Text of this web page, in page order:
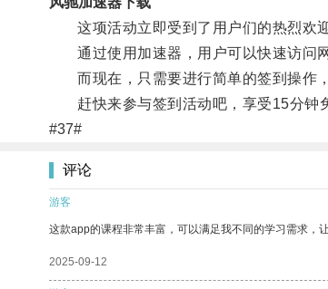
这项活动立即受到了用户们的热烈欢迎
通过使用加速器，用户可以快速访问网
而现在，只需要进行简单的签到操作，
赶快来参与签到活动吧，享受15分钟
#37#
评论
游客
这款app的课程非常丰富，可以满足我不同的学习需求，
2025-09-12